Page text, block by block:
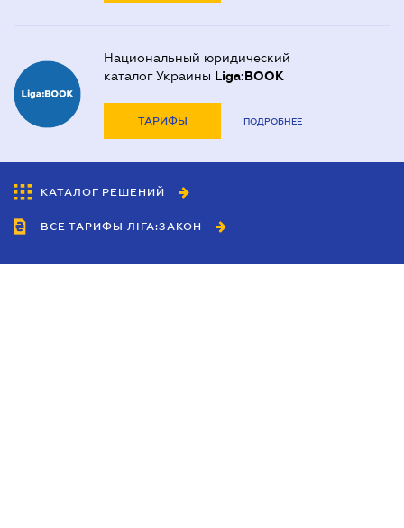
Национальный юридический
каталог Украины Liga:BOOK
ТАРИФЫ ПОДРОБНЕЕ
КАТАЛОГ РЕШЕНИЙ
ВСЕ ТАРИФЫ ЛІГА:ЗАКОН